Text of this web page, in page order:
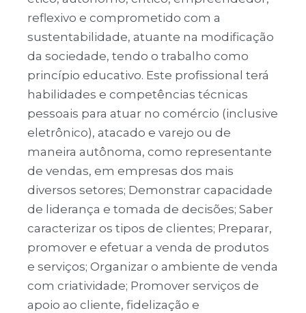
reflexivo e comprometido com a
sustentabilidade, atuante na modificação
da sociedade, tendo o trabalho como
princípio educativo. Este profissional terá
habilidades e competências técnicas
pessoais para atuar no comércio (inclusive
eletrônico), atacado e varejo ou de
maneira autônoma, como representante
de vendas, em empresas dos mais
diversos setores; Demonstrar capacidade
de liderança e tomada de decisões; Saber
caracterizar os tipos de clientes; Preparar,
promover e efetuar a venda de produtos
e serviços; Organizar o ambiente de venda
com criatividade; Promover serviços de
apoio ao cliente, fidelização e